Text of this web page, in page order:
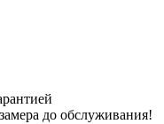
до обслуживания!